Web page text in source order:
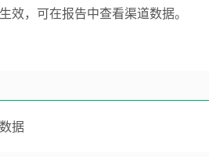
效，可在报告中查看渠道数据。
据